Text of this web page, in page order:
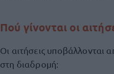
Πού γίνονται οι
Οι αιτήσεις υποβάλλονται
στη διαδρομή: